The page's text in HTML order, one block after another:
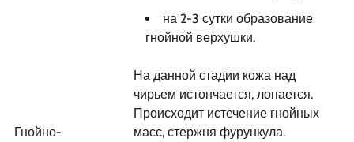
на 2-3 сутки образование
гнойной верхушки.
Гнойно-
На данной стадии кожа над
чирьем истончается, лопается.
Происходит истечение гнойных
масс, стержня фурункула.